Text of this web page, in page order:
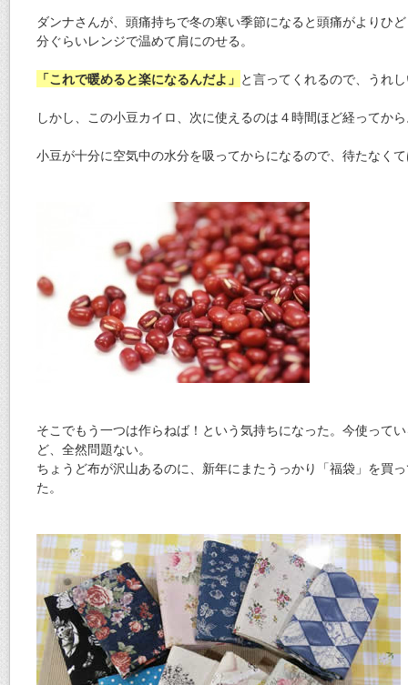
ダンナさんが、頭痛持ちで冬の寒い季節になると頭痛がよりひ
分ぐらいレンジで温めて肩にのせる。
「これで暖めると楽になるんだよ」 と言ってくれるので、うれ
しかし、この小豆カイロ、次に使えるのは４時間ほど経ってか
小豆が十分に空気中の水分を吸ってからになるので、待たなく
そこでもう一つは作らねば！という気持ちになった。今使って
ど、全然問題ない。
ちょうど布が沢山あるのに、新年にまたうっかり「福袋」を買
た。